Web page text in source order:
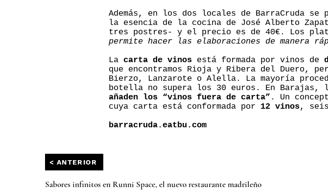
Además, en los dos locales de BarraCruda se
la esencia de la cocina de José Alberto
tres postres- y el precio es de 40€. Los
permite hacer las elaboraciones de manera
La carta de vinos está formada por vinos de
que encontramos Rioja y Ribera del Duero,
Bierzo, Lanzarote o Alella. La mayoría
botella no supera los 30 euros. En Barajas,
añaden los “vinos fuera de carta” . Un
cuya carta está conformada por 12 vinos,
barracruda.eatbu.com
< ANTERIOR
Sabores infinitos en Runni Space, el nuevo restaurante madrileño